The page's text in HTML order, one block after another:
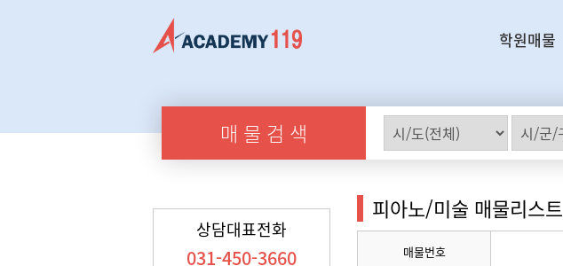
학원매물
매 물 검 색
상담대표전화
031-450-3660
피아노/미술 매물리스트
매물번호